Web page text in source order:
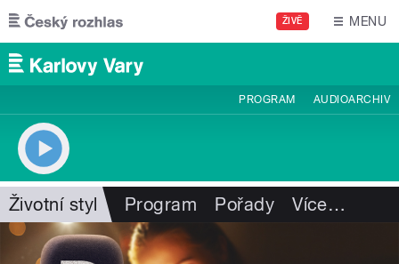
Přejít k hlavnímu obsahu
ŽIVĚ MENU
PROGRAM AUDIOARCHIV
Životní styl Program Pořady Více…